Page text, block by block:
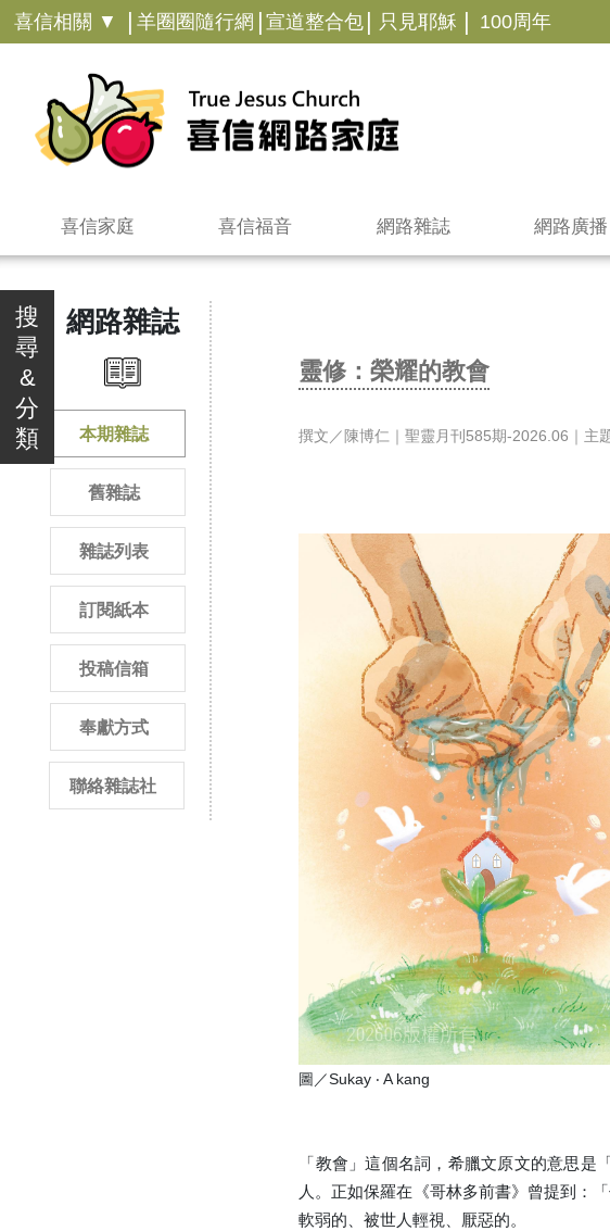
喜信相關 ▼ | 羊圈圈隨行網 | 宣道整合包 | 只見耶穌 | 100周年
喜信家庭 喜信福音 網路雜誌 網路廣播
搜
尋
&
分
類
網路雜誌
本期雜誌
舊雜誌
雜誌列表
訂閱紙本
投稿信箱
奉獻方式
聯絡雜誌社
靈修：榮耀的教會
撰文／陳博仁｜聖靈月刊585期-2026.06｜主
圖／Sukay ‧ A kang
「教會」這個名詞，希臘文原文的意思
人。正如保羅在《哥林多前書》曾提到：
軟弱的、被世人輕視、厭惡的。